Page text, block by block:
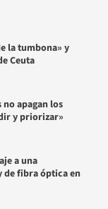
la tumbona» y
Ceuta
apagan los
y priorizar»
a una
fibra óptica en